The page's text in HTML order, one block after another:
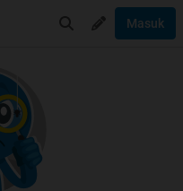
Masuk